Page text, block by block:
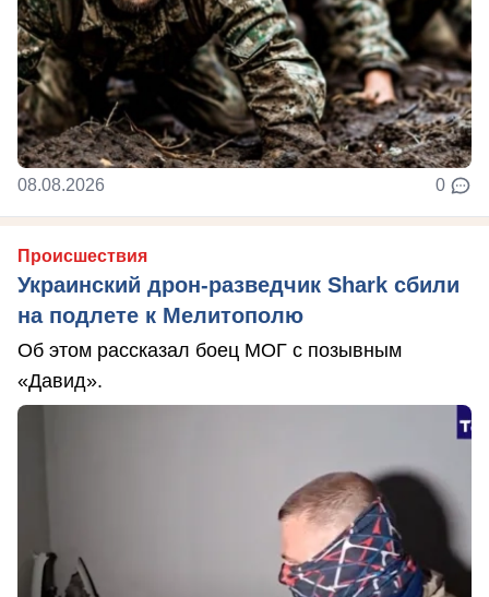
08.08.2026 0
Происшествия
Украинский дрон-разведчик Shark сбили
на подлете к Мелитополю
Об этом рассказал боец МОГ с позывным
«Давид».